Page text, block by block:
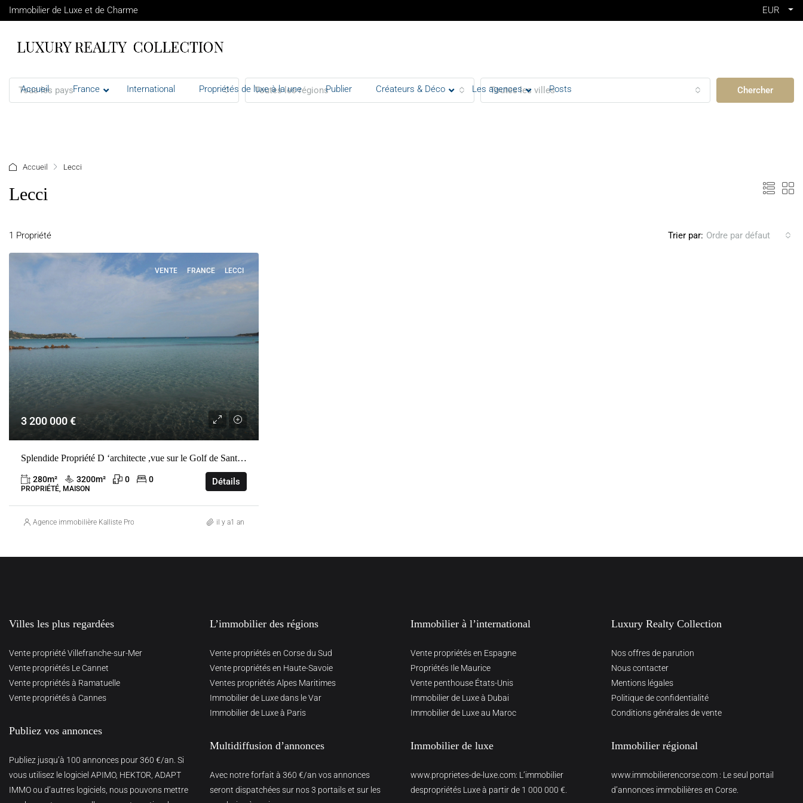
Immobilier de Luxe et de Charme EUR
Accueil France International Propriétés de luxe à la une Publier Créateurs & Déco Les agences Posts
Tous les pays Toutes les régions Toutes les villes Chercher
Accueil Lecci
Lecci
1 Propriété Trier par: Ordre par défaut
VENTE FRANCE LECCI
3 200 000 €
Splendide Propriété D ‘architecte ,vue sur le Golf de Santa -Giulia .
280m² 3200m² 0 0
PROPRIÉTÉ, MAISON
Détails
Agence immobilière Kalliste Properties il y a1 an
Villes les plus regardées
Vente propriété Villefranche-sur-Mer
Vente propriétés Le Cannet
Vente propriétés à Ramatuelle
Vente propriétés à Cannes
Publiez vos annonces
Publiez jusqu’à 100 annonces pour 360 €/an. Si
vous utilisez le logiciel APIMO, HEKTOR, ADAPT
IMMO ou d’autres logiciels, nous pouvons mettre
L’immobilier des régions
Vente propriétés en Corse du Sud
Vente propriétés en Haute-Savoie
Ventes propriétés Alpes Maritimes
Immobilier de Luxe dans le Var
Immobilier de Luxe à Paris
Multidiffusion d’annonces
Avec notre forfait à 360 €/an vos annonces
seront dispatchées sur nos 3 portails et sur les
Immobilier à l’international
Vente propriétés en Espagne
Propriétés Ile Maurice
Vente penthouse États-Unis
Immobilier de Luxe à Dubai
Immobilier de Luxe au Maroc
Immobilier de luxe
www.proprietes-de-luxe.com: L’immobilier
despropriétés Luxe à partir de 1 000 000 €.
Luxury Realty Collection
Nos offres de parution
Nous contacter
Mentions légales
Politique de confidentialité
Conditions générales de vente
Immobilier régional
www.immobilierencorse.com : Le seul portail
d’annonces immobilières en Corse.